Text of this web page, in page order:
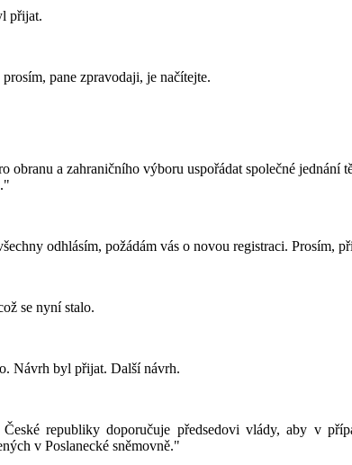
přijat.
pane zpravodaji, je načítejte.
a zahraničního výboru uspořádat společné
odhlásím, požádám vás o novou registraci. Prosím,
se nyní stalo.
Návrh byl přijat. Další návrh.
republiky doporučuje předsedovi vlády, aby v
v Poslanecké sněmovně."